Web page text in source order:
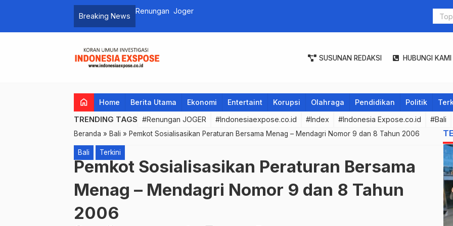
Breaking News
Bali Raih
Tahun 2022
SUSUNAN REDAKSI HUBUNGI KAMI
home Home Berita Utama Ekonomi Entertaint Korupsi Olahraga Pendidikan Politik
TRENDING TAGS #Renungan JOGER #Indonesiaexpose.co.id #Index #Indonesia Expose.co.id #Bali
Beranda » Bali » Pemkot Sosialisasikan Peraturan Bersama Menag – Mendagri Nomor 9 dan 8 Tahun 2006
Bali Terkini
Pemkot Sosialisasikan Peraturan Bersama
Menag – Mendagri Nomor 9 dan 8 Tahun
2006